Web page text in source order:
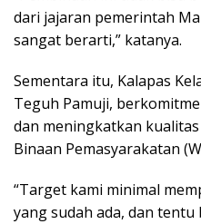
dari jajaran pemerintah
sangat berarti,” katanya.
Sementara itu, Kalapas
Teguh Pamuji,
dan meningkatkan
Binaan Pemasyarakatan
“Target kami minimal
yang sudah ada, dan